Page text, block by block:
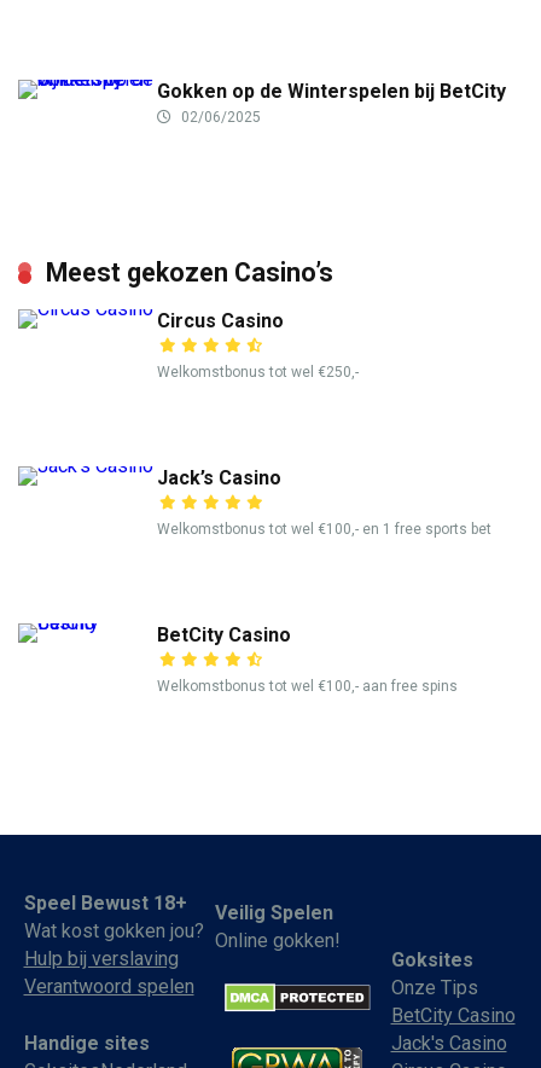
Gokken op de Winterspelen bij BetCity
02/06/2025
Meest gekozen Casino’s
Circus Casino
Welkomstbonus tot wel €250,-
Jack’s Casino
Welkomstbonus tot wel €100,- en 1 free sports bet
BetCity Casino
Welkomstbonus tot wel €100,- aan free spins
Speel Bewust 18+
Wat kost gokken jou?
Hulp bij verslaving
Verantwoord spelen
Handige sites
Veilig Spelen
Online gokken!
Goksites
Onze Tips
BetCity Casino
Jack's Casino